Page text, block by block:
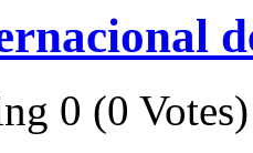
0 (0 Votes)